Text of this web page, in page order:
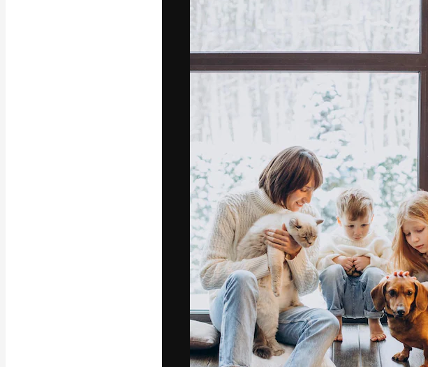
Видеошаблоны
Шрифты
Креативная платформа для создания
ваших лучших работ. Более 1 миллиона
подписчиков среди креаторов,
предприятий, агентств и студий.